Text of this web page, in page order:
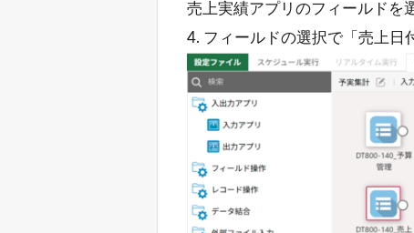
売上実績アプリのフィールドを
4. フィールドの選択で「売上日